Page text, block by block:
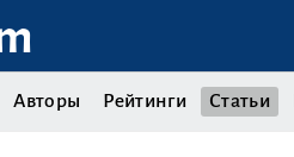
Авторы Рейтинги Статьи